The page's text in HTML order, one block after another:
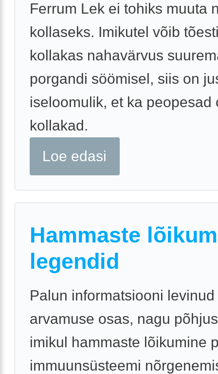
Ferrum Lek ei tohiks muuta
kollaseks. Imikutel võib
kollakas nahavärvus
porgandi söömisel, siis on
iseloomulik, et ka peopesad
kollakad.
Loe edasi
Hammaste
legendid
Palun informatsiooni levinud
arvamuse osas, nagu
imikul hammaste lõikumine
immuunsüsteemi